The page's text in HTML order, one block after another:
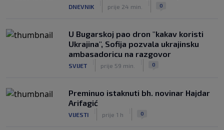
Infantino nekada poručivao: "Novac
NOGOMET
|
prije 3 h
|
DNEVNIK prije 24 min. 0
U Bugarskoj pao dron "kakav koristi
Ukrajina", Sofija pozvala ukrajinsku
ambasadoricu na razgovor
SVIJET prije 59 min. 0
Preminuo istaknuti bh. novinar Hajdar
Arifagić
VIJESTI prije 1 h 0